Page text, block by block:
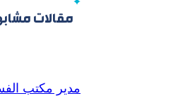
مقالات
مدير مكتب